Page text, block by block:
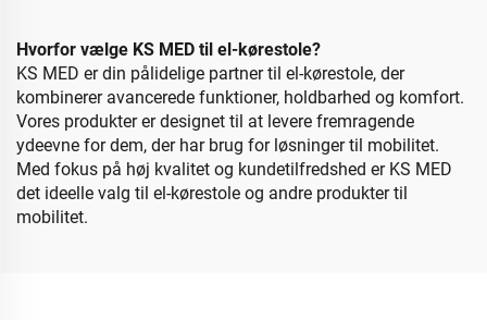
Hvorfor vælge KS MED til el-kørestole?
KS MED er din pålidelige partner til el-kørestole, der
kombinerer avancerede funktioner, holdbarhed og komfort.
Vores produkter er designet til at levere fremragende
ydeevne for dem, der har brug for løsninger til mobilitet.
Med fokus på høj kvalitet og kundetilfredshed er KS MED
det ideelle valg til el-kørestole og andre produkter til
mobilitet.